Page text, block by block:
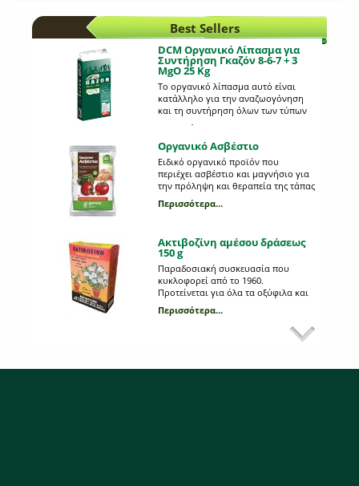
Best Sellers
DCM Οργανικό Λίπασμα για
Συντήρηση Γκαζόν 8-6-7 + 3
MgO 25 Kg
Το οργανικό λίπασμα αυτό είναι
κατάλληλο για την αναζωογόνηση
και τη συντήρηση όλων των τύπων
γκαζόν.Καθόλη τη διάρκεια του
προσδίδει όλα τα θρεπτικά στοιχεία
για μια συνεχή ανάπτυξη,δυνατές
ρίζες και ένα βαθύ πράσινο χρώμα.
#400kgmix
Περισσότερα...
Οργανικό Ασβέστιο
Ειδικό οργανικό προϊόν που
περιέχει ασβέστιο και μαγνήσιο για
την πρόληψη και θεραπεία της τάπας
της ντομάτας και της πιπεριάς.
Φυσικής προέλευσης από όστρακα
Περισσότερα...
Ακτιβοζίνη αμέσου δράσεως
150 g
Παραδοσιακή συσκευασία που
κυκλοφορεί από το 1960.
Προτείνεται για όλα τα οξύφιλα και
ανθοφόρα φυτά. Οικονομική και
αποτελεσματική. Περιέχει σύχρονο
οργανοχημικό λίπασμα σε minigran
Περισσότερα...
Ακτιβοζίνη για Οξύφιλα φυτά